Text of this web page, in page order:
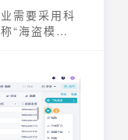
需要采用科
“海盗模
）、留
）、推荐
系统化地分
运营效率。